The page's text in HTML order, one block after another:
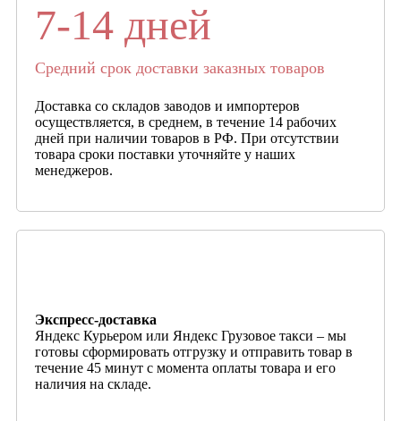
7-14 дней
Средний срок доставки заказных товаров
Доставка со складов заводов и импортеров
осуществляется, в среднем, в течение 14 рабочих
дней при наличии товаров в РФ. При отсутствии
товара сроки поставки уточняйте у наших
менеджеров.
Экспресс-доставка
Яндекс Курьером или Яндекс Грузовое такси – мы
готовы сформировать отгрузку и отправить товар в
течение 45 минут с момента оплаты товара и его
наличия на складе.